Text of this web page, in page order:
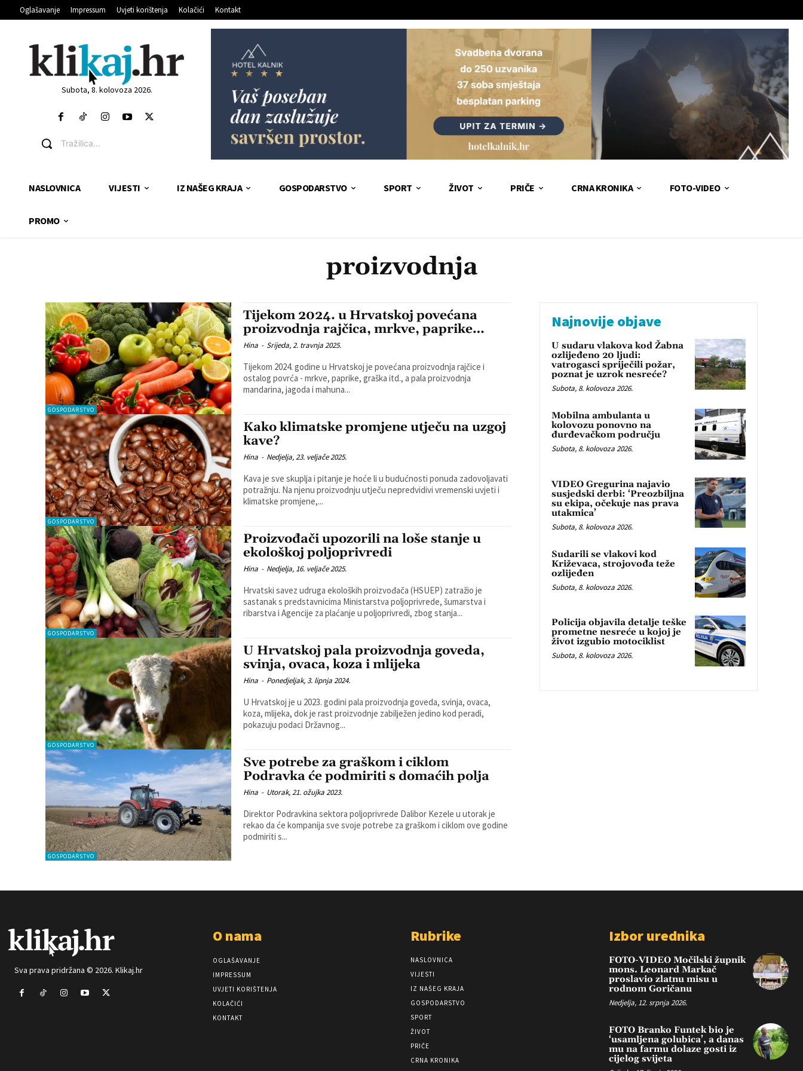
Oglašavanje Impressum Uvjeti korištenja Kolačići Kontakt
Subota, 8. kolovoza 2026.
Tražilica...
NASLOVNICA VIJESTI IZ NAŠEG KRAJA GOSPODARSTVO SPORT ŽIVOT PRIČE CRNA KRONIKA FOTO-VIDEO
PROMO
proizvodnja
GOSPODARSTVO
Tijekom 2024. u Hrvatskoj povećana
proizvodnja rajčica, mrkve, paprike…
Hina - Srijeda, 2. travnja 2025.
Tijekom 2024. godine u Hrvatskoj je povećana proizvodnja rajčice i
ostalog povrća - mrkve, paprike, graška itd., a pala proizvodnja
mandarina, jagoda i mahuna...
GOSPODARSTVO
Kako klimatske promjene utječu na uzgoj
kave?
Hina - Nedjelja, 23. veljače 2025.
Kava je sve skuplja i pitanje je hoće li u budućnosti ponuda zadovoljavati
potražnju. Na njenu proizvodnju utječu nepredvidivi vremenski uvjeti i
klimatske promjene,...
GOSPODARSTVO
Proizvođači upozorili na loše stanje u
ekološkoj poljoprivredi
Hina - Nedjelja, 16. veljače 2025.
Hrvatski savez udruga ekoloških proizvođača (HSUEP) zatražio je
sastanak s predstavnicima Ministarstva poljoprivrede, šumarstva i
ribarstva i Agencije za plaćanje u poljoprivredi, zbog stanja...
GOSPODARSTVO
U Hrvatskoj pala proizvodnja goveda,
svinja, ovaca, koza i mlijeka
Hina - Ponedjeljak, 3. lipnja 2024.
U Hrvatskoj je u 2023. godini pala proizvodnja goveda, svinja, ovaca,
koza, mlijeka, dok je rast proizvodnje zabilježen jedino kod peradi,
pokazuju podaci Državnog...
GOSPODARSTVO
Sve potrebe za graškom i ciklom
Podravka će podmiriti s domaćih polja
Hina - Utorak, 21. ožujka 2023.
Direktor Podravkina sektora poljoprivrede Dalibor Kezele u utorak je
rekao da će kompanija sve svoje potrebe za graškom i ciklom ove godine
podmiriti s...
Najnovije objave
U sudaru vlakova kod Žabna
ozlijeđeno 20 ljudi:
vatrogasci spriječili požar,
poznat je uzrok nesreće?
Subota, 8. kolovoza 2026.
Mobilna ambulanta u
kolovozu ponovno na
đurđevačkom području
Subota, 8. kolovoza 2026.
VIDEO Gregurina najavio
susjedski derbi: ‘Preozbiljna
su ekipa, očekuje nas prava
utakmica’
Subota, 8. kolovoza 2026.
Sudarili se vlakovi kod
Križevaca, strojovođa teže
ozlijeđen
Subota, 8. kolovoza 2026.
Policija objavila detalje teške
prometne nesreće u kojoj je
život izgubio motociklist
Subota, 8. kolovoza 2026.
Sva prava pridržana © 2026. Klikaj.hr
O nama
OGLAŠAVANJE
IMPRESSUM
UVJETI KORIŠTENJA
KOLAČIĆI
KONTAKT
Rubrike
NASLOVNICA
VIJESTI
IZ NAŠEG KRAJA
GOSPODARSTVO
SPORT
ŽIVOT
PRIČE
CRNA KRONIKA
Izbor urednika
FOTO-VIDEO Močilski župnik
mons. Leonard Markač
proslavio zlatnu misu u
rodnom Goričanu
Nedjelja, 12. srpnja 2026.
FOTO Branko Funtek bio je
‘usamljena golubica’, a danas
mu na farmu dolaze gosti iz
cijelog svijeta